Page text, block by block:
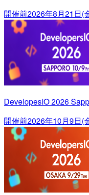
開催前2026年8月21日(
DevelopesIO 2026
開催前2026年10月9日(